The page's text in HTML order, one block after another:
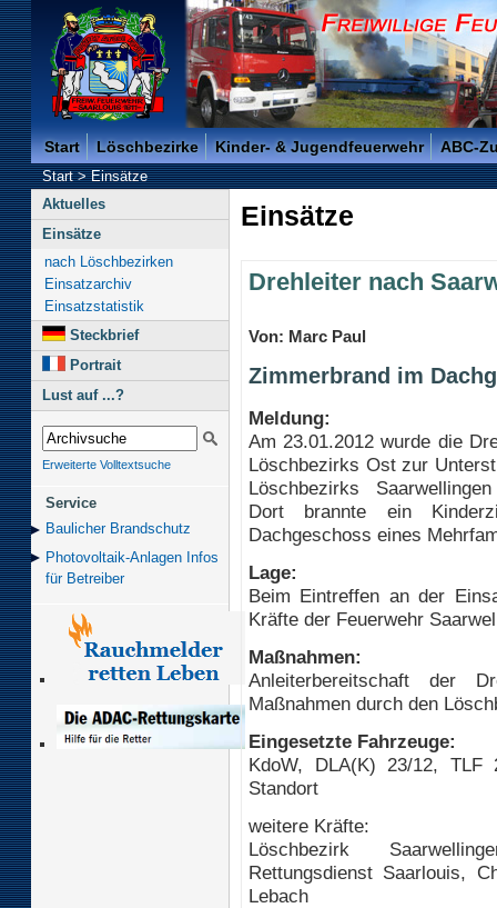
Freiwillige Feuerwehr der Kreisstadt Saarlouis -
Start Löschbezirke Kinder- & Jugendfeuerwehr ABC-
Start>Einsätze
Aktuelles
Einsätze
nach Löschbezirken
Einsatzarchiv
Einsatzstatistik
Steckbrief
Portrait
Lust auf ...?
Erweiterte Volltextsuche
Service
Baulicher Brand­schutz
Photovoltaik-Anlagen Infos
für Betreiber
Einsätze
Drehleiter nach
Von: Marc Paul
Zimmerbrand im
Meldung:
Am 23.01.2012 wurde die
Löschbezirks Ost zur
Löschbezirks
Dort brannte ein
Dachgeschoss eines
Lage:
Beim Eintreffen an der
Kräfte der Feuerwehr
Maßnahmen:
Anleiterbereitschaft der
Maßnahmen durch den
Eingesetzte Fahrzeuge:
KdoW, DLA(K) 23/12, TLF
Standort
weitere Kräfte:
Löschbezirk
Rettungsdienst Saarlouis,
Lebach